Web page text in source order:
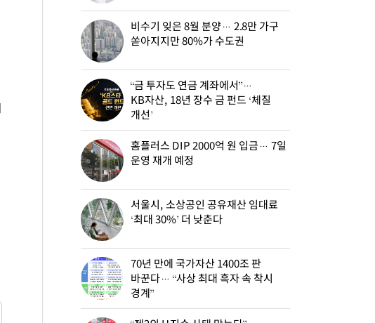
비수기 잊은 8월 분양… 2.8만 가구
쏟아지지만 80%가 수도권
“금 투자도 연금 계좌에서”…
KB자산, 18년 장수 금 펀드 ‘체질
개선’
홈플러스 DIP 2000억 원 입금… 7일
운영 재개 예정
서울시, 소상공인 공유재산 임대료
‘최대 30%’ 더 낮춘다
70년 만에 국가자산 1400조 판
바꾼다… “사상 최대 흑자 속 착시
경계”